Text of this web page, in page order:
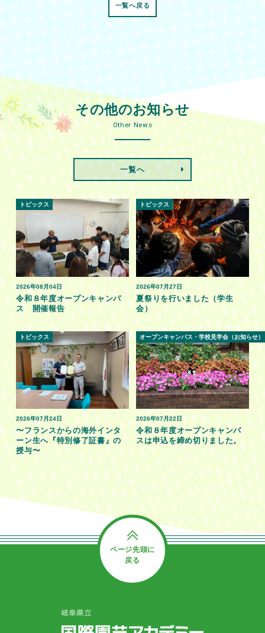
一覧へ戻る
その他のお知らせ
Other News
一覧へ
2026年08月04日
トピックス
令和８年度オープンキャンパ
ス 開催報告
2026年07月27日
トピックス
夏祭りを行いました（学生
会）
2026年07月24日
トピックス
〜フランスからの海外インタ
ーン生へ『特別修了証書』の
授与〜
2026年07月22日
オープンキャンパス・学校見学会（お知らせ）
令和８年度オープンキャンパ
スは申込を締め切りました。
ページ先頭に
戻る